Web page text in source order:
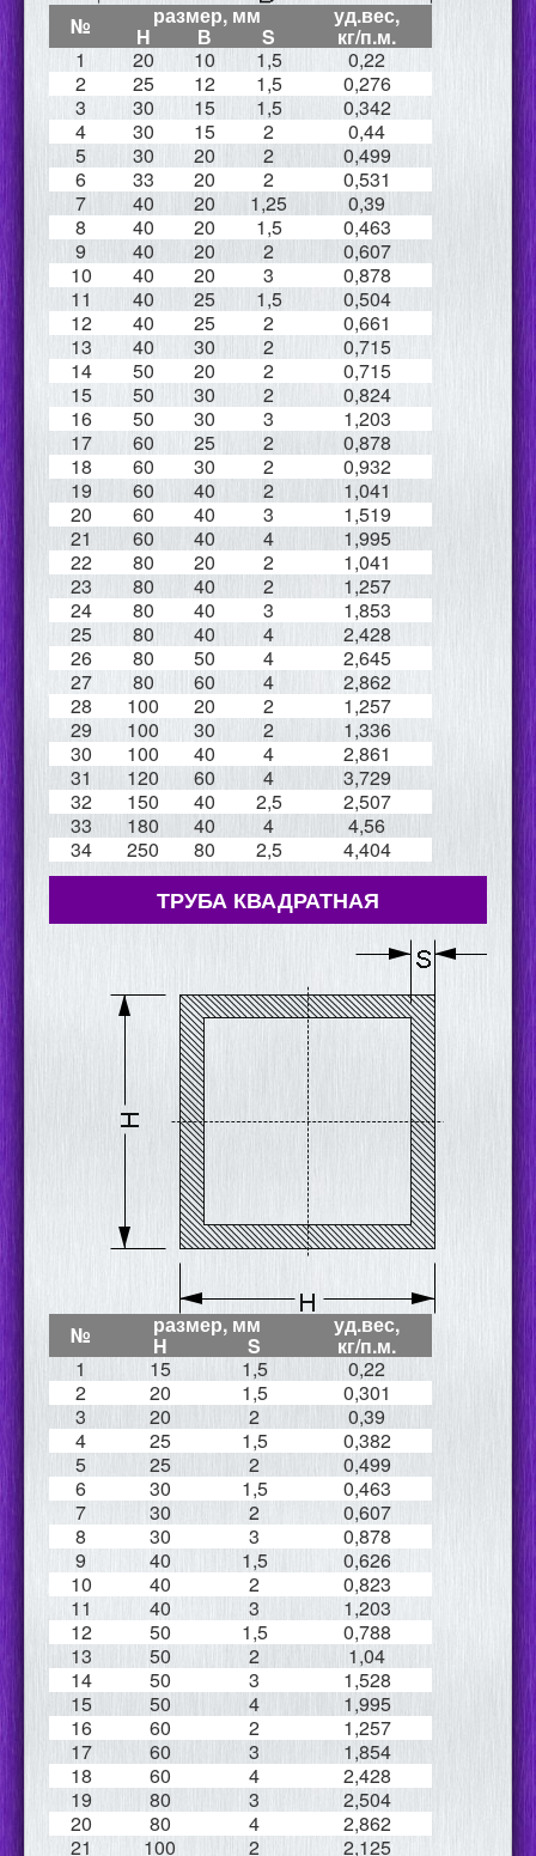
№ размер, мм уд.вес,
кг/п.м.
Н В
S
1
20 10 1,5
0,22
2
25 12 1,5
0,276
3
30 15 1,5
0,342
4
30 15 2
0,44
5
30 20 2
0,499
6
33 20 2
0,531
7
40 20 1,25
0,39
8
40 20 1,5
0,463
9
40 20 2
0,607
10
40 20 3
0,878
11
40 25 1,5
0,504
12
40 25 2
0,661
13
40 30 2
0,715
14
50 20 2
0,715
15
50 30 2
0,824
16
50 30 3
1,203
17
60 25 2
0,878
18
60 30 2
0,932
19
60 40 2
1,041
20
60 40 3
1,519
21
60 40 4
1,995
22
80 20 2
1,041
23
80 40 2
1,257
24
80 40 3
1,853
25
80 40 4
2,428
26
80 50 4
2,645
27
80 60 4
2,862
28
100 20 2
1,257
29
100 30 2
1,336
30
100 40 4
2,861
31
120 60 4
3,729
32
150 40 2,5
2,507
33
180 40 4
4,56
34
250 80 2,5 4,404
ТРУБА КВАДРАТНАЯ
№ размер, мм уд.вес,
кг/п.м.
Н
S
1
15 1,5
0,22
2
20 1,5
0,301
3
20 2
0,39
4
25 1,5
0,382
5
25 2
0,499
6
30 1,5
0,463
7
30 2
0,607
8
30 3
0,878
9
40 1,5
0,626
10
40 2
0,823
11
40 3
1,203
12
50 1,5
0,788
13
50 2
1,04
14
50 3
1,528
15
50 4
1,995
16
60 2
1,257
17
60 3
1,854
18
60 4
2,428
19
80 3
2,504
20
80 4
2,862
21
100 2 2,125